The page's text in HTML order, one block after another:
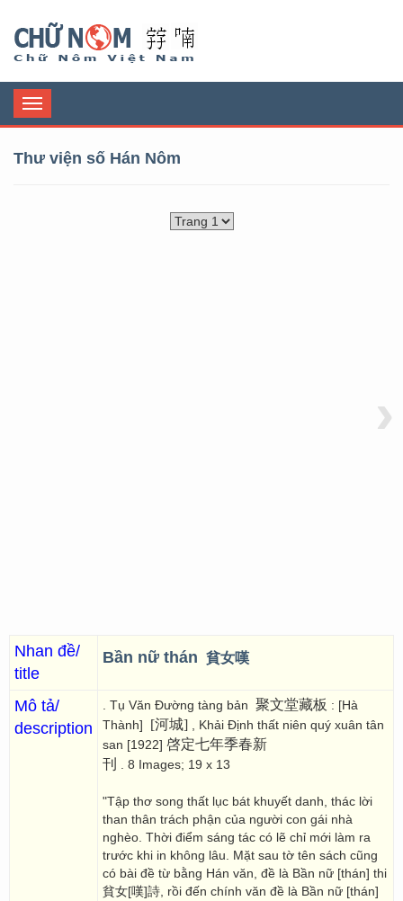
Toggle
navigation
Thư viện số Hán Nôm
›
Nhan đề/
title
Bần nữ thán 貧女嘆
Mô tả/
description
. Tụ Văn Đường tàng bản 聚文堂藏板 : [Hà
Thành]
[河城] , Khải Định thất niên quý xuân tân
san [1922] 啓定七年季春新
刊
. 8 Images; 19 x 13
"Tập thơ song thất lục bát khuyết danh, thác lời
than thân trách phận của người con gái nhà
nghèo. Thời điểm sáng tác có lẽ chỉ mới làm ra
trước khi in không lâu. Mặt sau tờ tên sách cũng
có bài đề từ bằng Hán văn, đề là Bần nữ [thán] thi
貧女[嘆]詩, rồi đến chính văn đề là Bần nữ [thán]